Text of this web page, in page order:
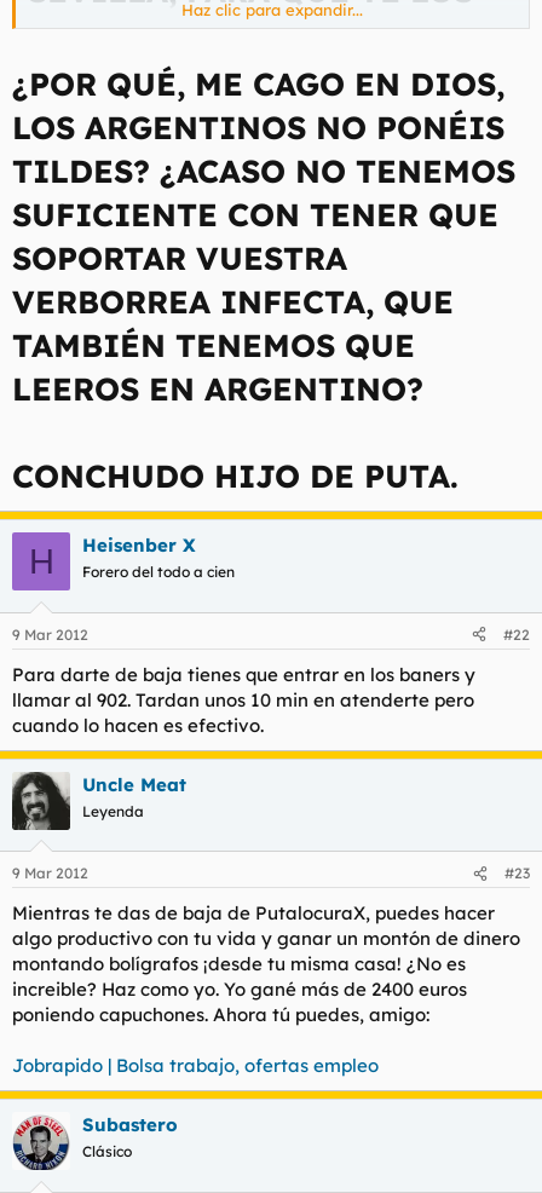
PISOTEEN LOS SEÑORITOS.
Haz clic para expandir...
¿POR QUÉ, ME CAGO EN DIOS,
LOS ARGENTINOS NO PONÉIS
TILDES? ¿ACASO NO TENEMOS
SUFICIENTE CON TENER QUE
SOPORTAR VUESTRA
VERBORREA INFECTA, QUE
TAMBIÉN TENEMOS QUE
LEEROS EN ARGENTINO?
CONCHUDO HIJO DE PUTA.
H Heisenber X
Forero del todo a cien
9 Mar 2012 #22
Para darte de baja tienes que entrar en los baners y
llamar al 902. Tardan unos 10 min en atenderte pero
cuando lo hacen es efectivo.
Uncle Meat
Leyenda
9 Mar 2012 #23
Mientras te das de baja de PutalocuraX, puedes hacer
algo productivo con tu vida y ganar un montón de dinero
montando bolígrafos ¡desde tu misma casa! ¿No es
increible? Haz como yo. Yo gané más de 2400 euros
poniendo capuchones. Ahora tú puedes, amigo:
Jobrapido | Bolsa trabajo, ofertas empleo
Subastero
Clásico